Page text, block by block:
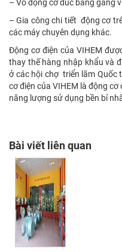
– Vỏ động cơ đúc bằng gang
– Gia công chi tiết động cơ
các máy chuyên dụng khác.
Động cơ điện của VIHEM
thay thế hàng nhập khẩu và
ở các hội chợ triển lãm Quốc
cơ điện của VIHEM là động
năng lượng sử dụng bền bỉ
Bài viết liên quan